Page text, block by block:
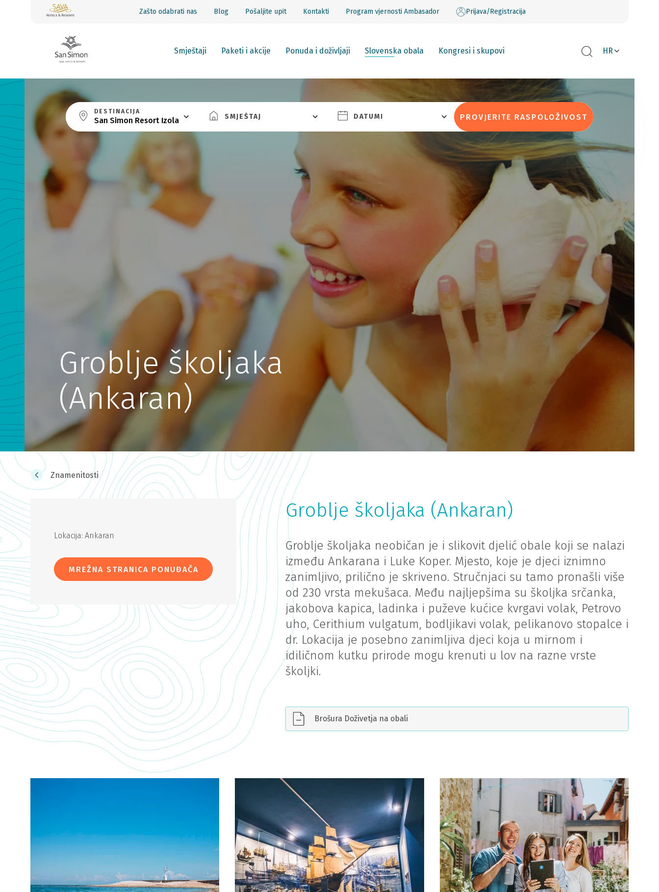
Zašto odabrati nas Blog Pošaljite upit Kontakti Program vjernosti Ambasador Prijava/Registracija
Smještaji Paketi i akcije Ponuda i doživljaji Slovenska obala Kongresi i skupovi HR
DESTINACIJA
San Simon Resort Izola SMJEŠTAJ DATUMI PROVJERITE RASPOLOŽIVOST
Groblje školjaka
(Ankaran)
Znamenitosti
Groblje školjaka (Ankaran)
Groblje školjaka neobičan je i slikovit djelić obale koji se nalazi
između Ankarana i Luke Koper. Mjesto, koje je djeci iznimno
zanimljivo, prilično je skriveno. Stručnjaci su tamo pronašli više
od 230 vrsta mekušaca. Među najljepšima su školjka srčanka,
jakobova kapica, ladinka i puževe kućice kvrgavi volak, Petrovo
uho, Cerithium vulgatum, bodljikavi volak, pelikanovo stopalce i
dr. Lokacija je posebno zanimljiva djeci koja u mirnom i
idiličnom kutku prirode mogu krenuti u lov na razne vrste
školjki.
Brošura Doživetja na obali
Lokacija: Ankaran
MREŽNA STRANICA PONUĐAČA